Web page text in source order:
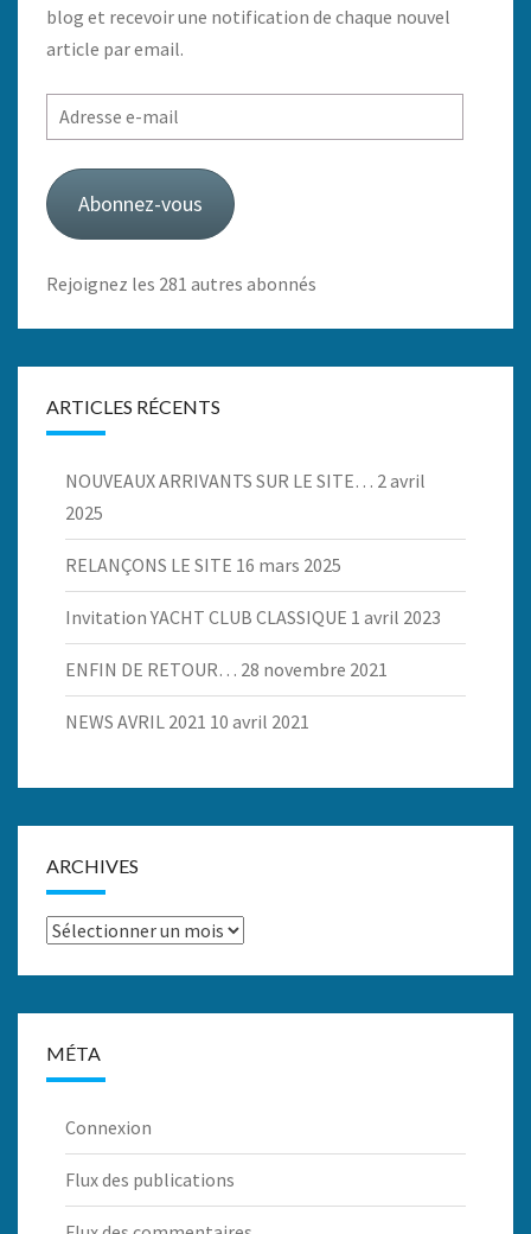
blog et recevoir une notification de chaque nouvel
article par email.
Adresse
e-
mail
Abonnez-vous
Rejoignez les 281 autres abonnés
ARTICLES RÉCENTS
NOUVEAUX ARRIVANTS SUR LE SITE… 2 avril
2025
RELANÇONS LE SITE 16 mars 2025
Invitation YACHT CLUB CLASSIQUE 1 avril 2023
ENFIN DE RETOUR… 28 novembre 2021
NEWS AVRIL 2021 10 avril 2021
ARCHIVES
Archives
MÉTA
Connexion
Flux des publications